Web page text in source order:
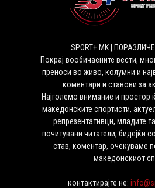
SPORT+ MK |
Покрај вообичаените вести,
преноси во живо, колумни и
коментари и ставови за
Најголемо внимание и простор
македонските спортисти,
репрезентативци, младите
почитувани читатели, бидејќи
став, коментар, очекуваме
македонскиот
контактирајте не: